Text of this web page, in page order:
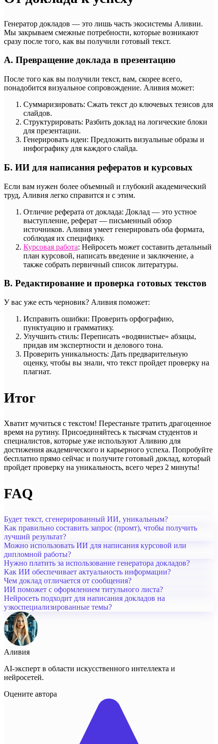
Генератор докладов — это лишь часть экосистемы Аливии.
Мы закрываем смежные потребности, которые возникают
сразу после того, как вы получили готовый текст.
А. Превращение доклада в презентацию
После того как вы получили текст, вам, скорее всего,
понадобится визуальное сопровождение. Аливия может:
Суммаризировать: Сжать текст до ключевых тезисов для
слайдов.
Структурировать: Разбить доклад на логические блоки
для презентации.
Генерировать идеи: Предложить визуальные образы и
инфографику для каждого слайда.
Б. ИИ для написания рефератов и курсовых
Если вам нужен более объемный и глубокий академический
труд, Аливия легко справится и с этим.
Отличие реферата от доклада: Доклад — это устное
выступление, реферат — письменный обзор
источников. Аливия умеет генерировать оба формата,
соблюдая их специфику.
Курсовая работа: Нейросеть может составить детальный
план курсовой, написать введение и заключение, а
также собрать первичный список литературы.
В. Редактирование и проверка готовых текстов
У вас уже есть черновик? Аливия поможет:
Исправить ошибки: Проверить орфографию,
пунктуацию и грамматику.
Улучшить стиль: Переписать «водянистые» абзацы,
придав им экспертности и делового тона.
Проверить уникальность: Дать предварительную
оценку, чтобы вы знали, что текст пройдет проверку на
плагиат.
Итог
Хватит мучиться с текстом! Перестаньте тратить драгоценное
время на рутину. Присоединяйтесь к тысячам студентов и
специалистов, которые уже используют Аливию для
достижения академического и карьерного успеха. Попробуйте
бесплатно прямо сейчас и получите готовый доклад, который
пройдет проверку на уникальность, всего через 2 минуты!
FAQ
Будет текст, сгенерированный ИИ, уникальным?
Как правильно составить запрос (промт), чтобы получить
лучший результат?
Можно использовать ИИ для написания курсовой или
дипломной работы?
Нужно платить за использование генератора докладов?
Как ИИ обеспечивает актуальность информации?
Чем доклад отличается от сообщения?
ИИ поможет с оформлением титульного листа?
Нейросеть подходит для написания докладов на
узкоспециализированные темы?
Аливия
AI-эксперт в области искусственного интеллекта и
нейросетей.
Оцените автора